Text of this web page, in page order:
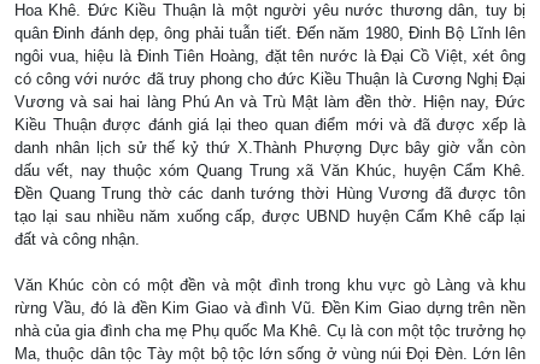
Hoa Khê. Đức Kiều Thuận là một người yêu nước thương dân, tuy bị
quân Đinh đánh dẹp, ông phải tuẫn tiết. Đến năm 1980, Đinh Bộ Lĩnh lên
ngôi vua, hiệu là Đinh Tiên Hoàng, đặt tên nước là Đại Cồ Việt, xét ông
có công với nước đã truy phong cho đức Kiều Thuận là Cương Nghị Đại
Vương và sai hai làng Phú An và Trù Mật làm đền thờ. Hiện nay, Đức
Kiều Thuận được đánh giá lại theo quan điểm mới và đã được xếp là
danh nhân lịch sử thế kỷ thứ X.Thành Phượng Dực bây giờ vẫn còn
dấu vết, nay thuộc xóm Quang Trung xã Văn Khúc, huyện Cẩm Khê.
Đền Quang Trung thờ các danh tướng thời Hùng Vương đã được tôn
tạo lại sau nhiều năm xuống cấp, được UBND huyện Cẩm Khê cấp lại
đất và công nhận.
Văn Khúc còn có một đền và một đình trong khu vực gò Làng và khu
rừng Vầu, đó là đền Kim Giao và đình Vũ. Đền Kim Giao dựng trên nền
nhà của gia đình cha mẹ Phụ quốc Ma Khê. Cụ là con một tộc trưởng họ
Ma, thuộc dân tộc Tày một bộ tộc lớn sống ở vùng núi Đọi Đèn. Lớn lên